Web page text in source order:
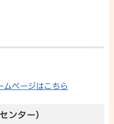
ムページはこちら
ンター）